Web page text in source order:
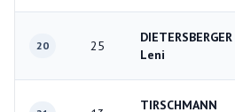
20 25
DIETERSBERGER
Leni
TIRSCHMANN